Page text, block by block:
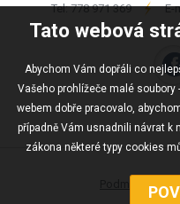
Tato webová
Abychom Vám dopřáli co
Vašeho prohlížeče malé
webem dobře pracovalo,
případně Vám usnadnili návrat k
zákona některé typy cookies
Tel:778 971 369 - E-
Podmínky